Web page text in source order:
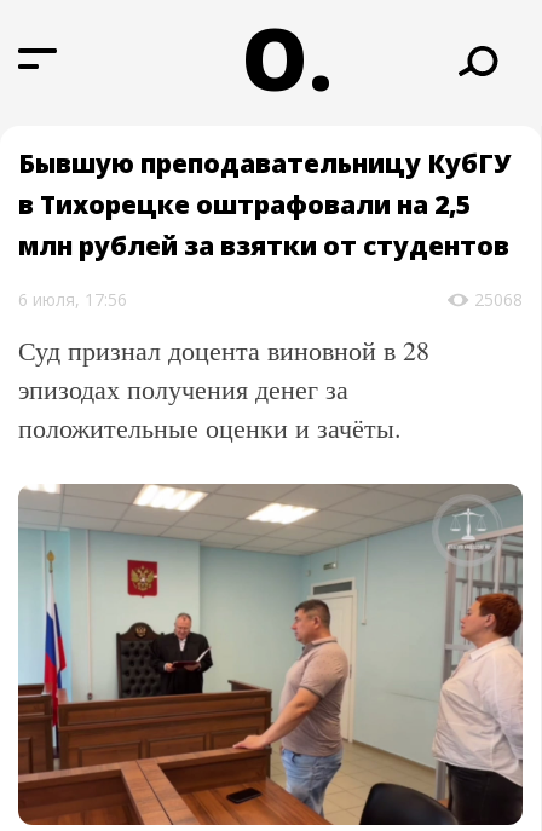
О.
Бывшую преподавательницу КубГУ
в Тихорецке оштрафовали на 2,5
млн рублей за взятки от студентов
6 июля, 17:56 25068
Суд признал доцента виновной в 28
эпизодах получения денег за
положительные оценки и зачёты.